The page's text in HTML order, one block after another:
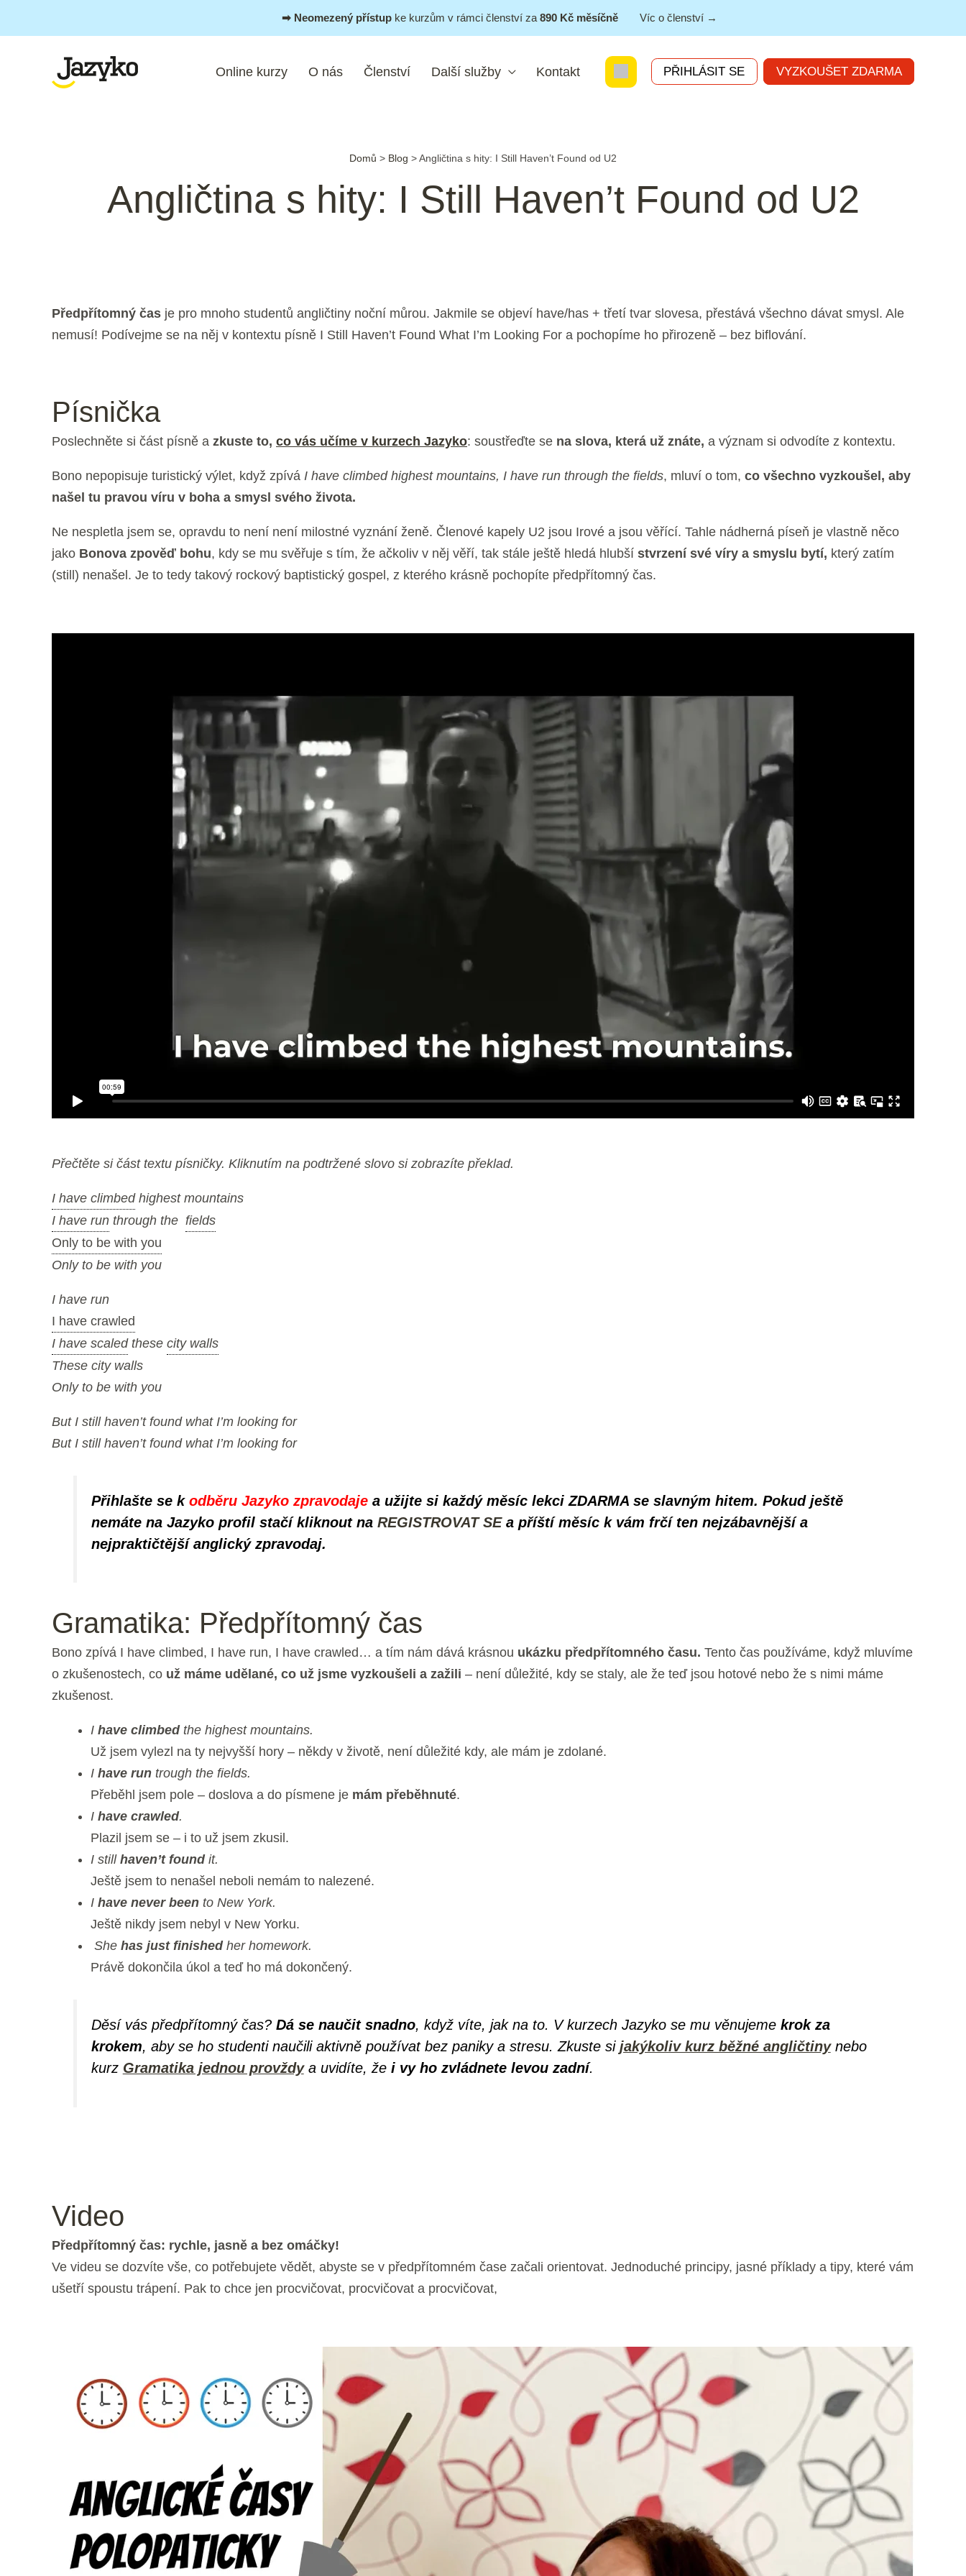
➡︎ Neomezený přístupke kurzům v rámci členství za 890 Kč měsíčně Víc o členství →
Online kurzy O nás Členství Další služby Kontakt PŘIHLÁSIT SE VYZKOUŠET ZDARMA
Domů > Blog >Angličtina s hity: I Still Haven’t Found od U2
Angličtina s hity: I Still Haven’t Found od U2
Předpřítomný čas je pro mnoho studentů angličtiny noční můrou. Jakmile se objeví have/has + třetí tvar slovesa, přestává všechno dávat smysl. Ale
nemusí! Podívejme se na něj v kontextu písně I Still Haven’t Found What I’m Looking For a pochopíme ho přirozeně – bez biflování.
Písnička
Poslechněte si část písně a zkuste to, co vás učíme v kurzech Jazyko: soustřeďte se na slova, která už znáte, a význam si odvodíte z kontextu.
Bono nepopisuje turistický výlet, když zpívá I have climbed highest mountains, I have run through the fields, mluví o tom, co všechno vyzkoušel, aby
našel tu pravou víru v boha a smysl svého života.
Ne nespletla jsem se, opravdu to není není milostné vyznání ženě. Členové kapely U2 jsou Irové a jsou věřící. Tahle nádherná píseň je vlastně něco
jako Bonova zpověď bohu, kdy se mu svěřuje s tím, že ačkoliv v něj věří, tak stále ještě hledá hlubší stvrzení své víry a smyslu bytí, který zatím
(still) nenašel. Je to tedy takový rockový baptistický gospel, z kterého krásně pochopíte předpřítomný čas.
Přečtěte si část textu písničky. Kliknutím na podtržené slovo si zobrazíte překlad.
I have climbedhighest mountains
I have run through the fields
Only to be with you
Only to be with you
I have run
I have crawled
I have scaledthese city walls
These city walls
Only to be with you
But I still haven’t found what I’m looking for
But I still haven’t found what I’m looking for
Přihlašte se k odběru Jazyko zpravodajea užijte si každý měsíc lekci ZDARMA se slavným hitem. Pokud ještě
nemáte na Jazyko profil stačí kliknout na REGISTROVAT SEa příští měsíc k vám frčí ten nejzábavnější a
nejpraktičtější anglický zpravodaj.
Gramatika: Předpřítomný čas
Bono zpívá I have climbed, I have run, I have crawled… a tím nám dává krásnou ukázku předpřítomného času. Tento čas používáme, když mluvíme
o zkušenostech, co už máme udělané, co už jsme vyzkoušeli a zažili – není důležité, kdy se staly, ale že teď jsou hotové nebo že s nimi máme
zkušenost.
I have climbedthe highest mountains.
Už jsem vylezl na ty nejvyšší hory – někdy v životě, není důležité kdy, ale mám je zdolané.
I have run trough the fields.
Přeběhl jsem pole – doslova a do písmene je mám přeběhnuté.
I have crawled.
Plazil jsem se – i to už jsem zkusil.
I still haven’t foundit.
Ještě jsem to nenašel neboli nemám to nalezené.
I have never been to New York.
Ještě nikdy jsem nebyl v New Yorku.
She has just finishedher homework.
Právě dokončila úkol a teď ho má dokončený.
Děsí vás předpřítomný čas? Dá se naučit snadno, když víte, jak na to. V kurzech Jazyko se mu věnujeme krok za
krokem, aby se ho studenti naučili aktivně používat bez paniky a stresu. Zkuste si jakýkoliv kurz běžné angličtinynebo
kurz Gramatika jednou provždya uvidíte, že i vy ho zvládnete levou zadní.
Video
Předpřítomný čas: rychle, jasně a bez omáčky!
Ve videu se dozvíte vše, co potřebujete vědět, abyste se v předpřítomném čase začali orientovat. Jednoduché principy, jasné příklady a tipy, které vám
ušetří spoustu trápení. Pak to chce jen procvičovat, procvičovat a procvičovat,